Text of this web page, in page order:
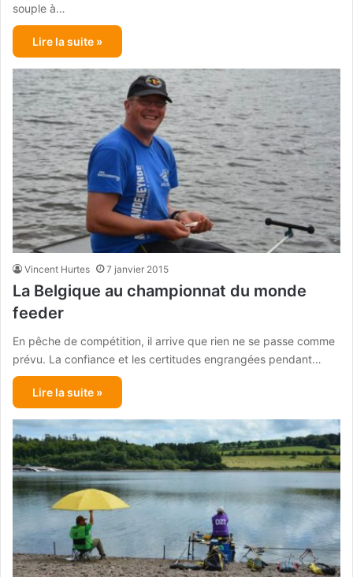
souple à…
Lire la suite »
Vincent Hurtes 7 janvier 2015
La Belgique au championnat du monde
feeder
En pêche de compétition, il arrive que rien ne se passe comme
prévu. La confiance et les certitudes engrangées pendant…
Lire la suite »